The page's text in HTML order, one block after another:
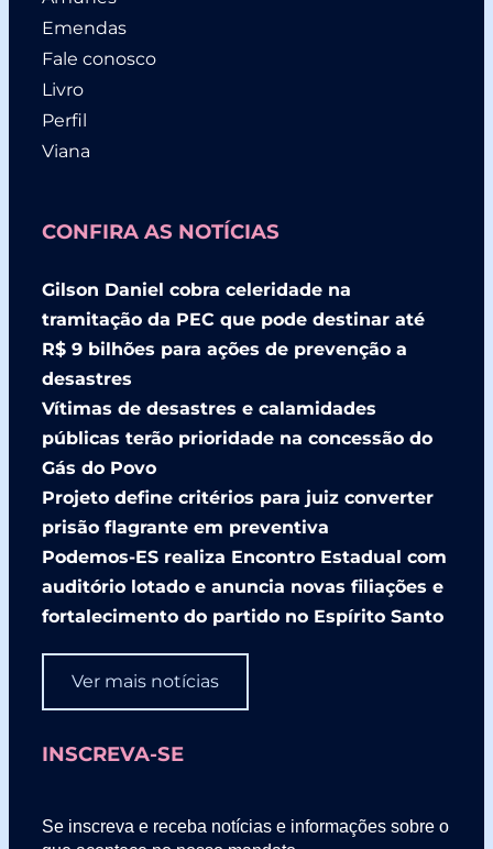
Emendas
Fale conosco
Livro
Perfil
Viana
CONFIRA AS NOTÍCIAS
Gilson Daniel cobra celeridade na
tramitação da PEC que pode destinar até
R$ 9 bilhões para ações de prevenção a
desastres
Vítimas de desastres e calamidades
públicas terão prioridade na concessão do
Gás do Povo
Projeto define critérios para juiz converter
prisão flagrante em preventiva
Podemos-ES realiza Encontro Estadual com
auditório lotado e anuncia novas filiações e
fortalecimento do partido no Espírito Santo
Ver mais notícias
INSCREVA-SE
Se inscreva e receba notícias e informações sobre o